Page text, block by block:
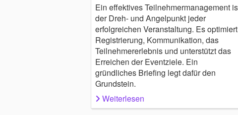
Ein effektives Teilnehmermanagement
der Dreh- und Angelpunkt jeder
erfolgreichen Veranstaltung. Es optimiert
Registrierung, Kommunikation, das
Teilnehmererlebnis und unterstützt das
Erreichen der Eventziele. Ein
gründliches Briefing legt dafür den
Grundstein.
Weiterlesen